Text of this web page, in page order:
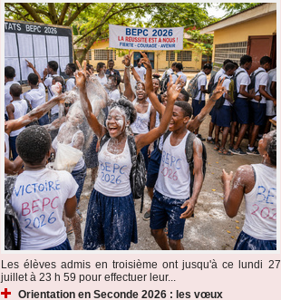
Les élèves admis en troisième ont jusqu'à ce lundi 27
juillet à 23 h 59 pour effectuer leur...
Orientation en Seconde 2026 : les vœux